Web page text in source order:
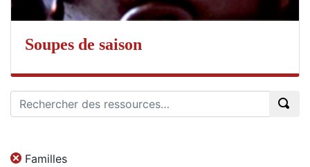
Soupes de saison
Familles